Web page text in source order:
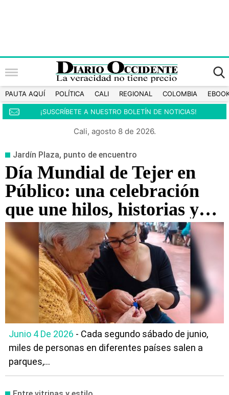
PAUTA AQUÍ POLÍTICA CALI REGIONAL COLOMBIA
¡SUSCRÍBETE A NUESTRO BOLETÍN DE NOTICIAS!
Cali, agosto 8 de 2026.
Jardín Plaza, punto de encuentro
Día Mundial de Tejer en
Público: una celebración
que une hilos, historias y
bienestar
Junio 4 De 2026 - Cada segundo sábado de junio,
miles de personas en diferentes países salen a
parques,...